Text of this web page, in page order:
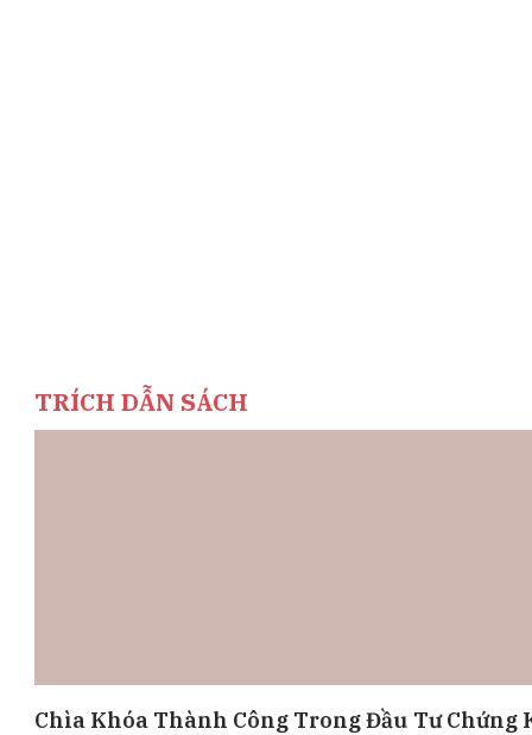
TRÍCH DẪN SÁCH
Chìa Khóa Thành Công Trong Đầu Tư Chứng